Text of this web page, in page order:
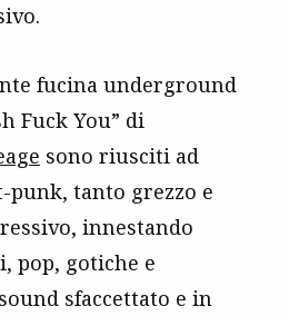
fucina underground
Fuck You” di
sono riusciti ad
tanto grezzo e
innestando
pop, gotiche e
sfaccettato e in